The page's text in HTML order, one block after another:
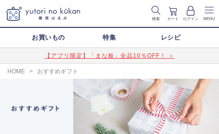
検索 カート ログイン MENU
お買いもの 特集 レシピ
【アプリ限定】「まな板」全品10％OFF！ ＞
HOME > おすすめギフト